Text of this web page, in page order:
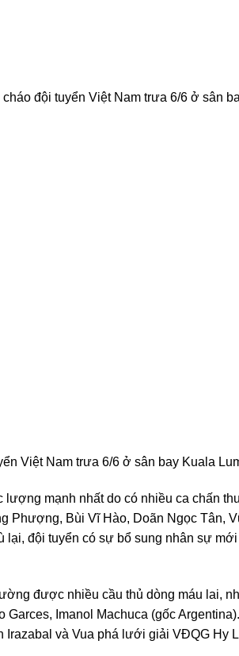
Việt Nam trưa 6/6 ở sân bay Kuala
lượng mạnh nhất do có nhiều ca chấn
Phượng, Bùi Vĩ Hào, Doãn Ngọc Tân,
lại, đội tuyển có sự bổ sung nhân sự
được nhiều cầu thủ dòng máu lai,
Garces, Imanol Machuca (gốc
Irazabal và Vua phá lưới giải VĐQG Hy